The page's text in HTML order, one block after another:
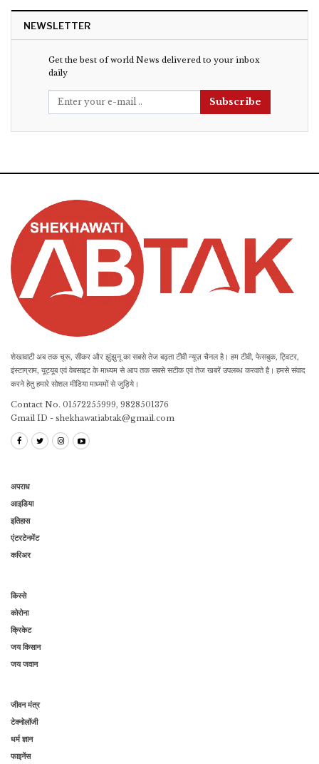
NEWSLETTER
Get the best of world News delivered to your inbox
daily
Subscribe
शेखावाटी अब तक चूरू, सीकर और झुंझुनू का सबसे तेज बढ़ता टीवी न्यूज़ चैनल है। हम टीवी, फेसबुक, ट्विटर,
इंस्टाग्राम, यूट्यूब एवं वेबसाइट के माध्यम से आप तक सबसे सटीक एवं तेज खबरें उपलब्ध करवाते है। हमसे संवाद
करने हेतु हमारे सोशल मीडिया माध्यमों से जुड़िये।
Contact No. 01572255999, 9828501376
Gmail ID - shekhawatiabtak@gmail.com
अपराध
आइडिया
इतिहास
एंटरटेनमेंट
करिअर
किस्से
कोरोना
क्रिकेट
जय किसान
जय जवान
जीवन मंत्र
टेक्नोलॉजी
धर्म ज्ञान
फाइनेंस